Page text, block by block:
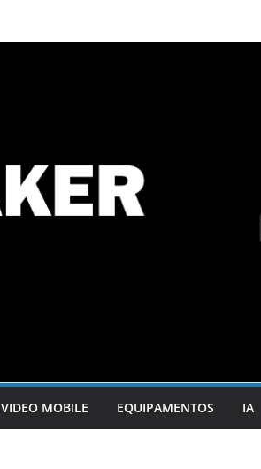
VIDEO MOBILE EQUIPAMENTOS IA